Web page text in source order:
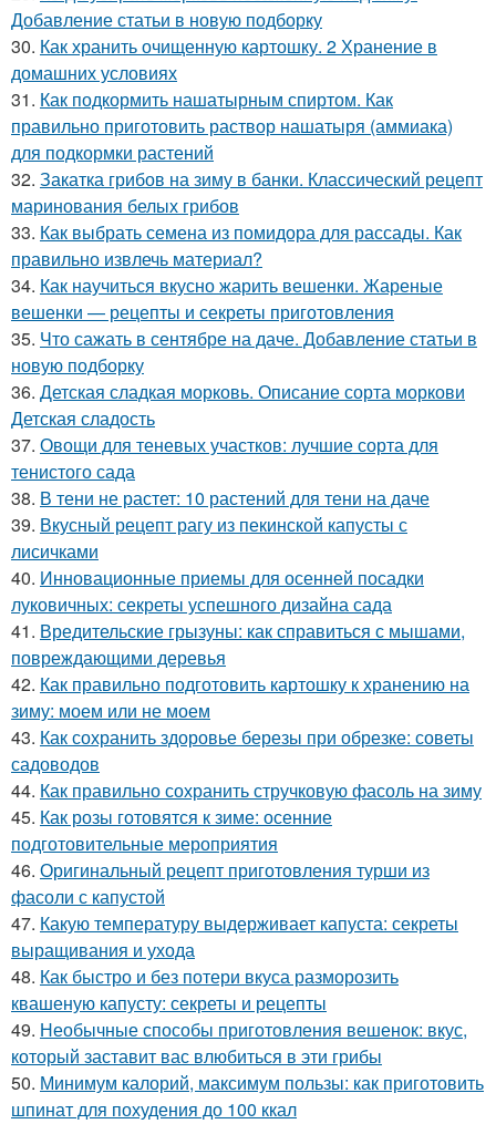
Добавление статьи в новую подборку
30. Как хранить очищенную картошку. 2 Хранение в
домашних условиях
31. Как подкормить нашатырным спиртом. Как
правильно приготовить раствор нашатыря (аммиака)
для подкормки растений
32. Закатка грибов на зиму в банки. Классический рецепт
маринования белых грибов
33. Как выбрать семена из помидора для рассады. Как
правильно извлечь материал?
34. Как научиться вкусно жарить вешенки. Жареные
вешенки — рецепты и секреты приготовления
35. Что сажать в сентябре на даче. Добавление статьи в
новую подборку
36. Детская сладкая морковь. Описание сорта моркови
Детская сладость
37. Овощи для теневых участков: лучшие сорта для
тенистого сада
38. В тени не растет: 10 растений для тени на даче
39. Вкусный рецепт рагу из пекинской капусты с
лисичками
40. Инновационные приемы для осенней посадки
луковичных: секреты успешного дизайна сада
41. Вредительские грызуны: как справиться с мышами,
повреждающими деревья
42. Как правильно подготовить картошку к хранению на
зиму: моем или не моем
43. Как сохранить здоровье березы при обрезке: советы
садоводов
44. Как правильно сохранить стручковую фасоль на зиму
45. Как розы готовятся к зиме: осенние
подготовительные мероприятия
46. Оригинальный рецепт приготовления турши из
фасоли с капустой
47. Какую температуру выдерживает капуста: секреты
выращивания и ухода
48. Как быстро и без потери вкуса разморозить
квашеную капусту: секреты и рецепты
49. Необычные способы приготовления вешенок: вкус,
который заставит вас влюбиться в эти грибы
50. Минимум калорий, максимум пользы: как приготовить
шпинат для похудения до 100 ккал